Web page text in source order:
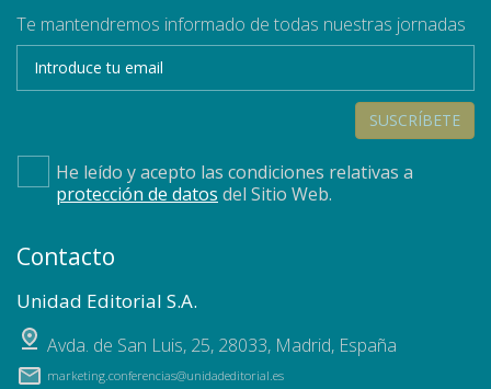
Te mantendremos informado de todas nuestras jornadas
SUSCRÍBETE
He leído y acepto las condiciones relativas a
protección de datos del Sitio Web.
Contacto
Unidad Editorial S.A.
Avda. de San Luis, 25, 28033, Madrid, España
marketing.conferencias@unidadeditorial.es